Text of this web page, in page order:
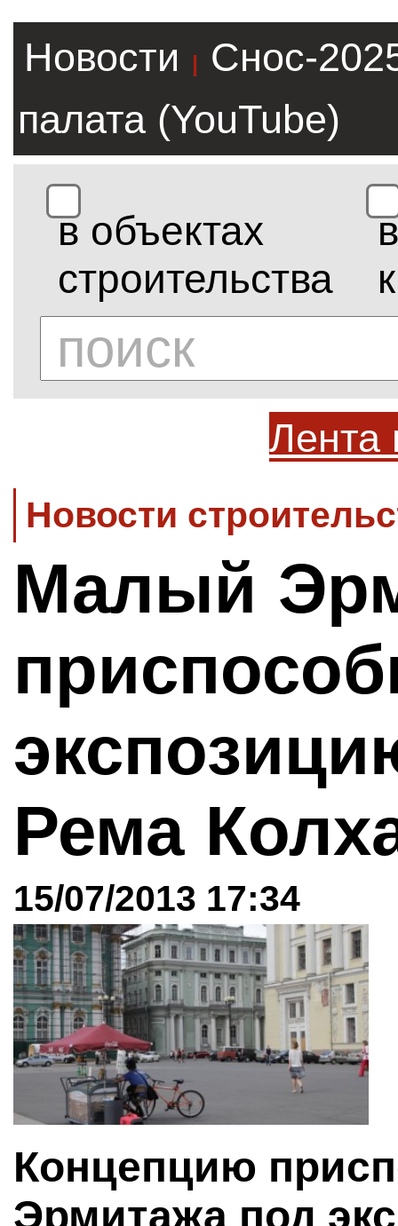
Новости |
Снос-
палата (YouTube)
в объектах
строительства
в
Лента
Новости
Малый
Рема
15/07/2013 17:34
Концепцию
Эрмитажа под